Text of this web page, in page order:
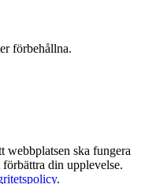
förbehållna.
webbplatsen ska fungera
din upplevelse.
.